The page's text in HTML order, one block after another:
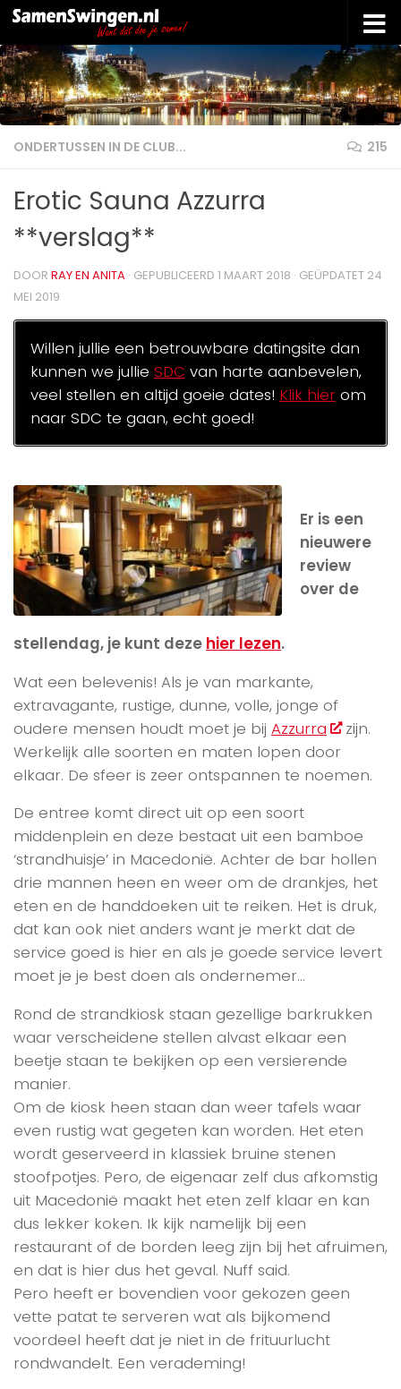
Doorgaan naar inhoud
ONDERTUSSEN IN DE CLUB... 215
Erotic Sauna Azzurra
**verslag**
DOOR RAY EN ANITA · GEPUBLICEERD 1 MAART 2018 · GEÜPDATET 24
MEI 2019
Willen jullie een betrouwbare datingsite dan
kunnen we jullie SDC van harte aanbevelen,
veel stellen en altijd goeie dates! Klik hierom
naar SDC te gaan, echt goed!
Er is een
nieuwere
review
over de
stellendag, je kunt deze hier lezen.
Wat een belevenis! Als je van markante,
extravagante, rustige, dunne, volle, jonge of
oudere mensen houdt moet je bij Azzurra
zijn.
Werkelijk alle soorten en maten lopen door
elkaar. De sfeer is zeer ontspannen te noemen.
De entree komt direct uit op een soort
middenplein en deze bestaat uit een bamboe
‘strandhuisje’ in Macedonië. Achter de bar hollen
drie mannen heen en weer om de drankjes, het
eten en de handdoeken uit te reiken. Het is druk,
dat kan ook niet anders want je merkt dat de
service goed is hier en als je goede service levert
moet je je best doen als ondernemer…
Rond de strandkiosk staan gezellige barkrukken
waar verscheidene stellen alvast elkaar een
beetje staan te bekijken op een versierende
manier.
Om de kiosk heen staan dan weer tafels waar
even rustig wat gegeten kan worden. Het eten
wordt geserveerd in klassiek bruine stenen
stoofpotjes. Pero, de eigenaar zelf dus afkomstig
uit Macedonië maakt het eten zelf klaar en kan
dus lekker koken. Ik kijk namelijk bij een
restaurant of de borden leeg zijn bij het afruimen,
en dat is hier dus het geval. Nuff said.
Pero heeft er bovendien voor gekozen geen
vette patat te serveren wat als bijkomend
voordeel heeft dat je niet in de frituurlucht
rondwandelt. Een verademing!